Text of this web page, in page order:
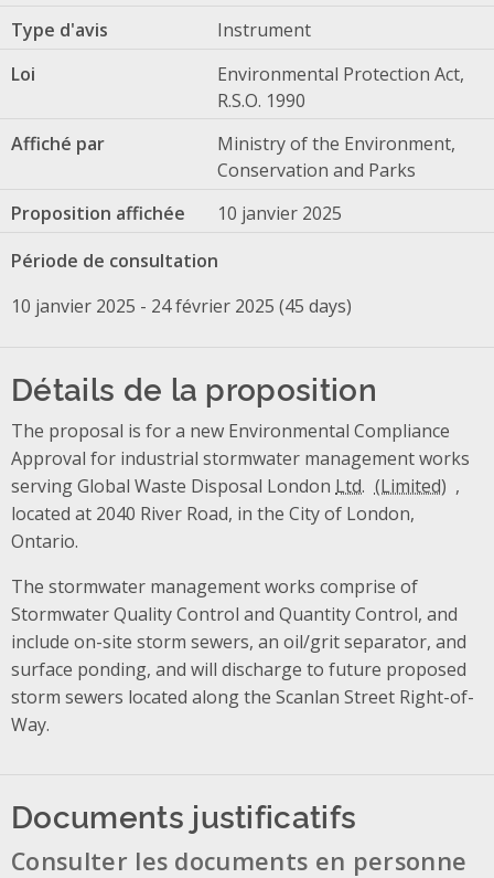
Type d'avis
Instrument
Loi
Environmental Protection Act,
R.S.O. 1990
Affiché par
Ministry of the Environment,
Conservation and Parks
Proposition affichée
10 janvier 2025
Période de consultation
10 janvier 2025 - 24 février 2025 (45 days)
Détails de la proposition
The proposal is for a new Environmental Compliance
Approval for industrial stormwater management works
serving Global Waste Disposal London Ltd.
,
located at 2040 River Road, in the City of London,
Ontario.
The stormwater management works comprise of
Stormwater Quality Control and Quantity Control, and
include on-site storm sewers, an oil/grit separator, and
surface ponding, and will discharge to future proposed
storm sewers located along the Scanlan Street Right-of-
Way.
Documents justificatifs
Consulter les documents en personne